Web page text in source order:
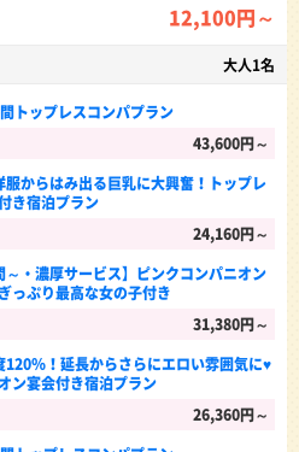
12,100円～
大人1名
トップレスコンパプラン
43,600円～
服からはみ出る巨乳に大興奮！トップレ
き宿泊プラン
24,160円～
・濃厚サービス】ピンクコンパニオン
っぷり最高な女の子付き
31,380円～
120％！延長からさらにエロい雰囲気に♥
ン宴会付き宿泊プラン
26,360円～